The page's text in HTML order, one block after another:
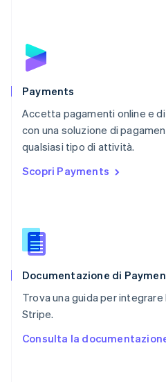
Payments
Accetta pagamenti online e
con una soluzione di
qualsiasi tipo di attività.
Scopri Payments
Documentazione di
Trova una guida per
Stripe.
Consulta la
Polonia
English
Português
English简体中文
Regno Unito
English
English
English
Slovacchia
Slovenia
Spagna
Español
English Español简体中文